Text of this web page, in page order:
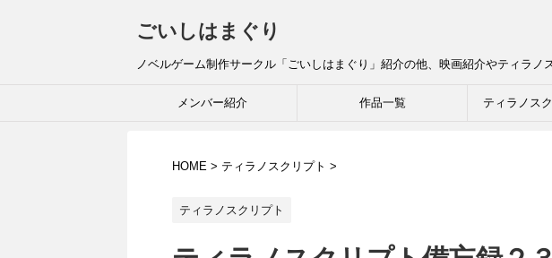
ごいしはまぐり
ノベルゲーム制作サークル「ごいしはまぐり」紹介の他、映画紹介やティラノ
メンバー紹介 作品一覧 ティラノス
HOME > ティラノスクリプト >
ティラノスクリプト